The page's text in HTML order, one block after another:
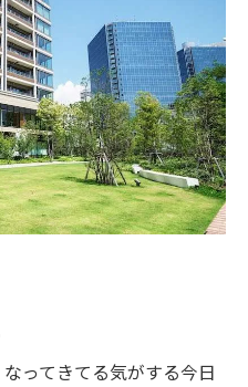
ってきてる気がする今日